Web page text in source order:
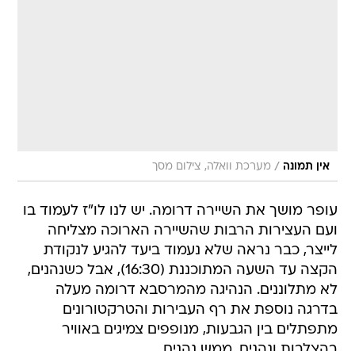
אין תמונה / מערכת וואלה, צילום מסך
עופר מושך את השיירה דרומה. יש לנו לו"ז לעמוד בו
ועם העצירות הרבות שהשיירה הארוכה מצליחה
לייצר, כבר נראה שלא נעמוד ביעד להגיע לנקודת
הקצה עד השעה המתוכננת (16:30), אבל כשנהנים,
לא מתלוננים. הנהיגה מהמרסבא דרומה מעלה
בדרגה נוספת את רף העבירות והטרקטורונים
מתפתלים בין הגבעות, מנופפים צמיגים באוויר